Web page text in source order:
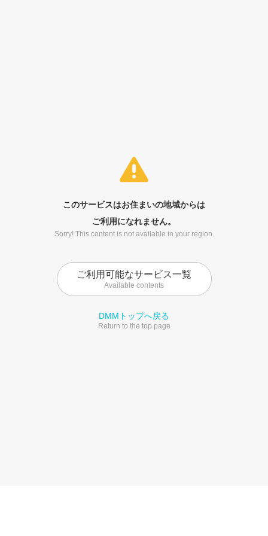
このサービスはお住まいの地域からは
ご利用になれません。
Sorry! This content is not available in your region.
ご利用可能なサービス一覧
Available contents
DMMトップへ戻る
Return to the top page